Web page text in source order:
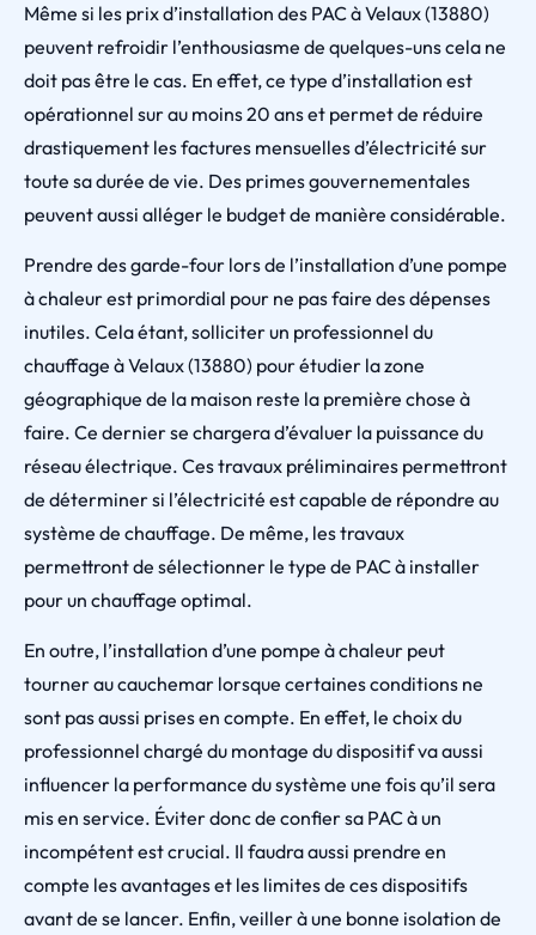
Même si les prix d’installation des PAC à Velaux (13880)
peuvent refroidir l’enthousiasme de quelques-uns cela ne
doit pas être le cas. En effet, ce type d’installation est
opérationnel sur au moins 20 ans et permet de réduire
drastiquement les factures mensuelles d’électricité sur
toute sa durée de vie. Des primes gouvernementales
peuvent aussi alléger le budget de manière considérable.
Prendre des garde-four lors de l’installation d’une pompe
à chaleur est primordial pour ne pas faire des dépenses
inutiles. Cela étant, solliciter un professionnel du
chauffage à Velaux (13880) pour étudier la zone
géographique de la maison reste la première chose à
faire. Ce dernier se chargera d’évaluer la puissance du
réseau électrique. Ces travaux préliminaires permettront
de déterminer si l’électricité est capable de répondre au
système de chauffage. De même, les travaux
permettront de sélectionner le type de PAC à installer
pour un chauffage optimal.
En outre, l’installation d’une pompe à chaleur peut
tourner au cauchemar lorsque certaines conditions ne
sont pas aussi prises en compte. En effet, le choix du
professionnel chargé du montage du dispositif va aussi
influencer la performance du système une fois qu’il sera
mis en service. Éviter donc de confier sa PAC à un
incompétent est crucial. Il faudra aussi prendre en
compte les avantages et les limites de ces dispositifs
avant de se lancer. Enfin, veiller à une bonne isolation de